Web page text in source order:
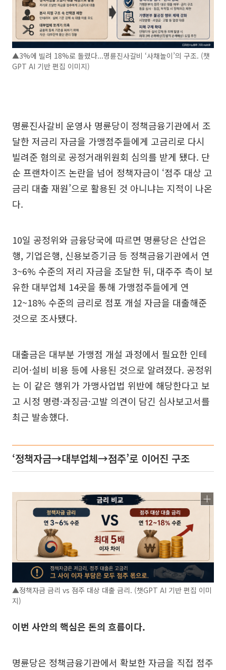
▲3%에 빌려 18%로 돌렸다...명륜진사갈비 ‘사채놀이’의 구조. (챗
GPT AI 기반 편집 이미지)
명륜진사갈비 운영사 명륜당이 정책금융기관에서 조
달한 저금리 자금을 가맹점주들에게 고금리로 다시
빌려준 혐의로 공정거래위원회 심의를 받게 됐다. 단
순 프랜차이즈 논란을 넘어 정책자금이 ‘점주 대상 고
금리 대출 재원’으로 활용된 것 아니냐는 지적이 나온
다.
10일 공정위와 금융당국에 따르면 명륜당은 산업은
행, 기업은행, 신용보증기금 등 정책금융기관에서 연
3~6% 수준의 저리 자금을 조달한 뒤, 대주주 측이 보
유한 대부업체 14곳을 통해 가맹점주들에게 연
12~18% 수준의 금리로 점포 개설 자금을 대출해준
것으로 조사됐다.
대출금은 대부분 가맹점 개설 과정에서 필요한 인테
리어·설비 비용 등에 사용된 것으로 알려졌다. 공정위
는 이 같은 행위가 가맹사업법 위반에 해당한다고 보
고 시정 명령·과징금·고발 의견이 담긴 심사보고서를
최근 발송했다.
‘정책자금→대부업체→점주’로 이어진 구조
▲정책자금 금리 vs 점주 대상 대출 금리. (챗GPT AI 기반 편집 이미
지)
이번 사안의 핵심은 돈의 흐름이다.
명륜당은 정책금융기관에서 확보한 자금을 직접 점주